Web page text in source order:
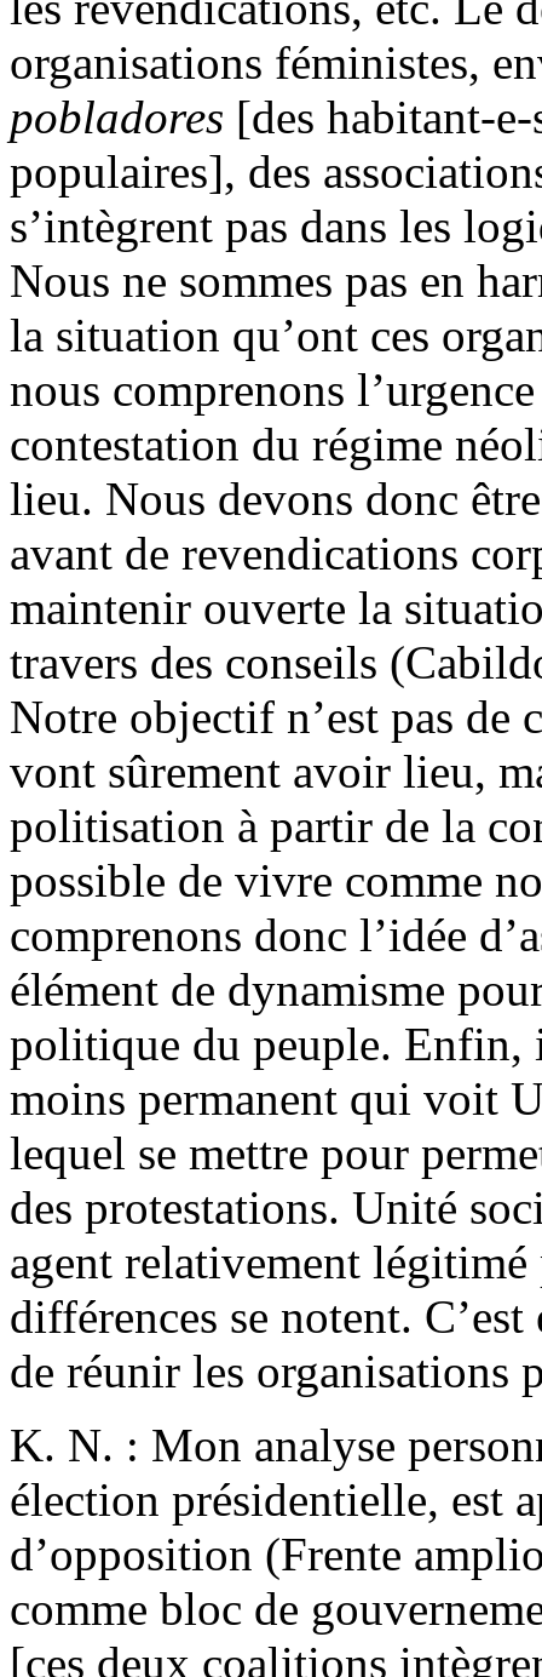
organisations féministes,
pobladores [des habitant-
populaires], des
s’intègrent pas dans les
Nous ne sommes pas en
la situation qu’ont ces
nous comprenons
contestation du régime
lieu. Nous devons donc
avant de revendications
maintenir ouverte la
travers des conseils
Notre objectif n’est pas de
vont sûrement avoir lieu,
politisation à partir de la
possible de vivre comme
comprenons donc l’idée
élément de dynamisme
politique du peuple. Enfin,
moins permanent qui voit
lequel se mettre pour
des protestations. Unité
agent relativement
différences se notent.
de réunir les organisations
K. N. : Mon analyse
élection présidentielle, est
d’opposition (Frente
comme bloc de
[ces deux coalitions